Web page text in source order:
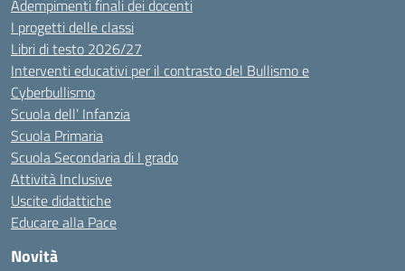
Adempimenti finali dei docenti
I progetti delle classi
Libri di testo 2026/27
Interventi educativi per il contrasto del Bullismo e
Cyberbullismo
Scuola dell’ Infanzia
Scuola Primaria
Scuola Secondaria di I grado
Attività Inclusive
Uscite didattiche
Educare alla Pace
Novità